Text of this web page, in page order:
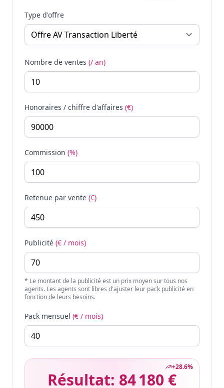
Type d'offre
Nombre de ventes (/ an)
Honoraires / chiffre d'affaires (€)
Commission (%)
Retenue par vente (€)
Publicité (€ / mois)
* Le montant de la publicité est un prix moyen sur tous nos
agents. Les agents sont libres d'ajuster leur pack publicité en
fonction de leurs besoins.
Pack mensuel (€ / mois)
+28.6%
Résultat: 84 180 €